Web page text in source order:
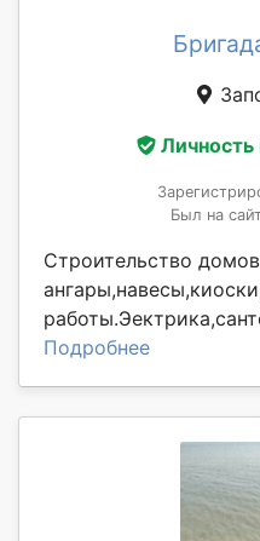
Был на
Строительство
Подробнее